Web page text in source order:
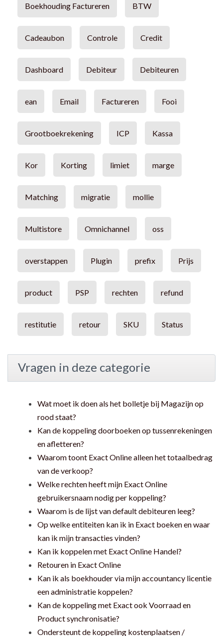
Boekhouding Factureren BTW
Cadeaubon Controle Credit
Dashboard Debiteur Debiteuren
ean Email Factureren Fooi
Grootboekrekening ICP Kassa
Kor Korting limiet marge
Matching migratie mollie
Multistore Omnichannel oss
overstappen Plugin prefix Prijs
product PSP rechten refund
restitutie retour SKU Status
Vragen in deze categorie
Wat moet ik doen als het bolletje bij Magazijn op
rood staat?
Kan de koppeling doorboeken op tussenrekeningen
en afletteren?
Waarom toont Exact Online alleen het totaalbedrag
van de verkoop?
Welke rechten heeft mijn Exact Online
gebruikersnaam nodig per koppeling?
Waarom is de lijst van default debiteuren leeg?
Op welke entiteiten kan ik in Exact boeken en waar
kan ik mijn transacties vinden?
Kan ik koppelen met Exact Online Handel?
Retouren in Exact Online
Kan ik als boekhouder via mijn accountancy licentie
een administratie koppelen?
Kan de koppeling met Exact ook Voorraad en
Product synchronisatie?
Ondersteunt de koppeling kostenplaatsen /